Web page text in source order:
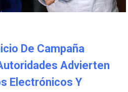
De Campaña
Advierten
Electrónicos Y